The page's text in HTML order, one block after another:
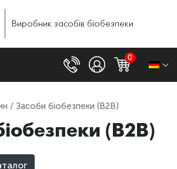
Виробник засобів біобезпеки
0
/ Засоби біобезпеки (B2B)
(B2B)